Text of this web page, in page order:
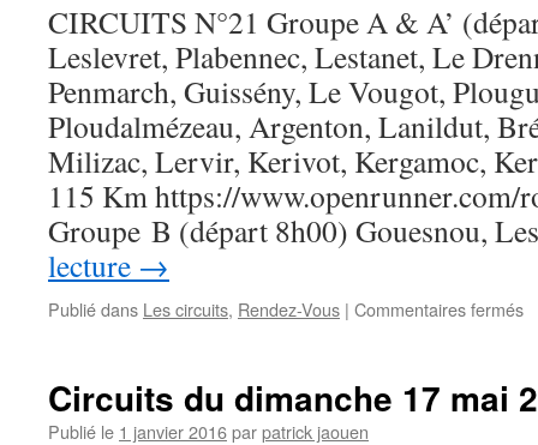
CIRCUITS N°21 Groupe A & A’
Leslevret, Plabennec, Lestanet, Le
Penmarch, Guissény, Le Vougot,
Ploudalmézeau, Argenton, Lanildut,
Milizac, Lervir, Kerivot, Kergamoc,
115 Km https://www.openrunner.com/
Groupe B (départ 8h00) Gouesnou,
lecture →
Publié dans Les circuits, Rendez-Vous | Commentaires fermés
Circuits du dimanche 17 mai
Publié le 1 janvier 2016parpatrick jaouen